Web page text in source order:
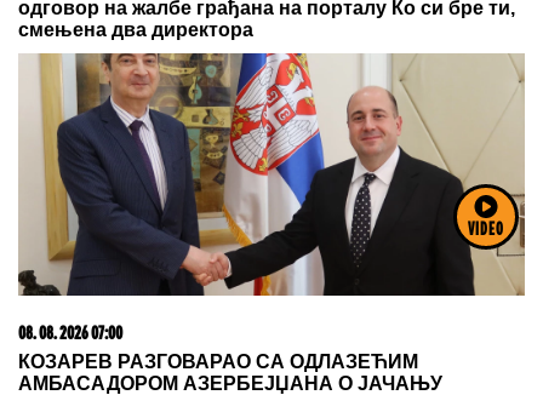
VIDEO
Komfor po meri klijenata: nova linija paketa ALTA
banke
05. 08. 2026 06:45
Šta dete nasleđuje od oca, a šta od majke? Sve što
treba da znate o genetici